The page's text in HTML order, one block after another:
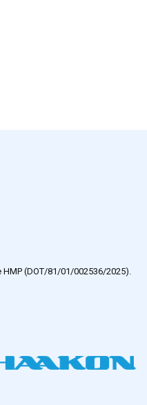
(DOT/81/01/002536/2025).